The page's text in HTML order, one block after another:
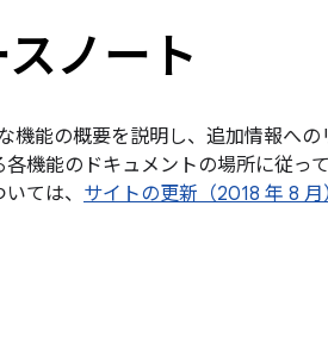
ノート
機能の概要を説明し、追加情報へ
機能のドキュメントの場所に従っ
ては、 サイトの更新（2018 年 8 月